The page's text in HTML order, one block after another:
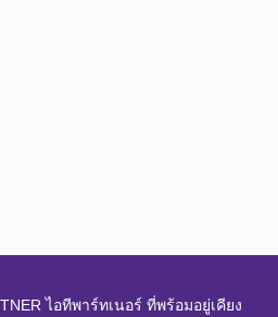
ไอทีพาร์ทเนอร์ ที่พร้อมอยู่เคียง